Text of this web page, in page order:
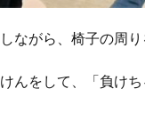
ながら、椅子の周り
んをして、「負け